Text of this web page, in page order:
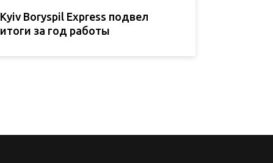
Kyiv Boryspil Express подвел
итоги за год работы